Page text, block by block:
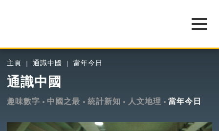
主頁 通識中國 當年今日
通識中國
趣味數字 中國之最 統計新知 人文地理 當年今日